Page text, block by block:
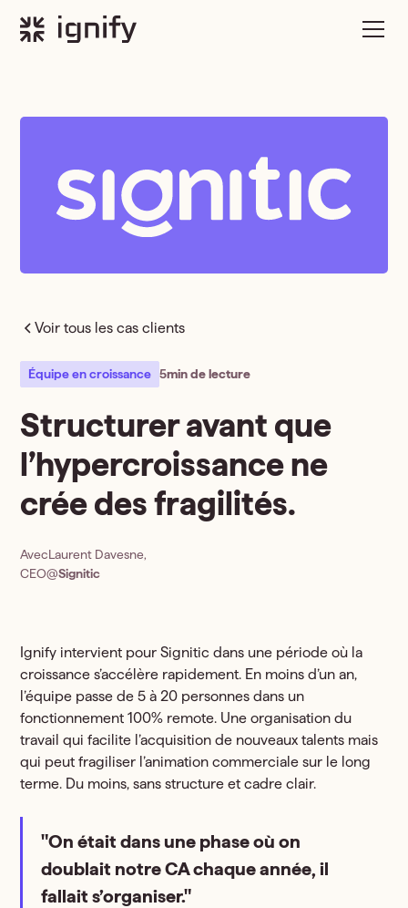
Voir tous les cas clients
Équipe en croissance 5min de lecture
Structurer avant que
l’hypercroissance ne
crée des fragilités.
AvecLaurent Davesne,
CEO@Signitic
Ignify intervient pour Signitic dans une période où la
croissance s’accélère rapidement. En moins d’un an,
l’équipe passe de 5 à 20 personnes dans un
fonctionnement 100% remote. Une organisation du
travail qui facilite l’acquisition de nouveaux talents mais
qui peut fragiliser l’animation commerciale sur le long
terme. Du moins, sans structure et cadre clair.
"On était dans une phase où on
doublait notre CA chaque année, il
fallait s’organiser."